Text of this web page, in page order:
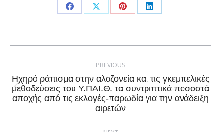
Share
Facebook
Share
X
Share
Pinterest
Share
LinkedIn
PREVIOUS
Previous
post:
Ηχηρό ράπισμα στην αλαζονεία και τις γκεμπελικές
μεθοδεύσεις του Υ.ΠΑΙ.Θ. τα συντριπτικά ποσοστά
αποχής από τις εκλογές-παρωδία για την ανάδειξη
αιρετών